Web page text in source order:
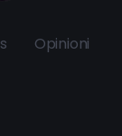
Opinioni